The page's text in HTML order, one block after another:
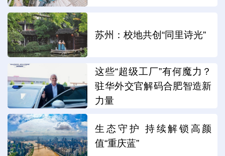
苏州：校地共创“同里诗光”
这些“超级工厂”有何魔力？
驻华外交官解码合肥智造新
力量
生态守护 持续解锁高颜
值“重庆蓝”